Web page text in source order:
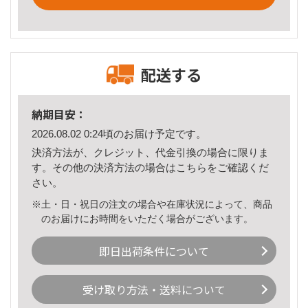
配送する
納期目安：
2026.08.02 0:24頃のお届け予定です。
決済方法が、クレジット、代金引換の場合に限りま
す。その他の決済方法の場合はこちら をご確認くだ
さい。
※土・日・祝日の注文の場合や在庫状況によって、商品
のお届けにお時間をいただく場合がございます。
即日出荷条件について
受け取り方法・送料について